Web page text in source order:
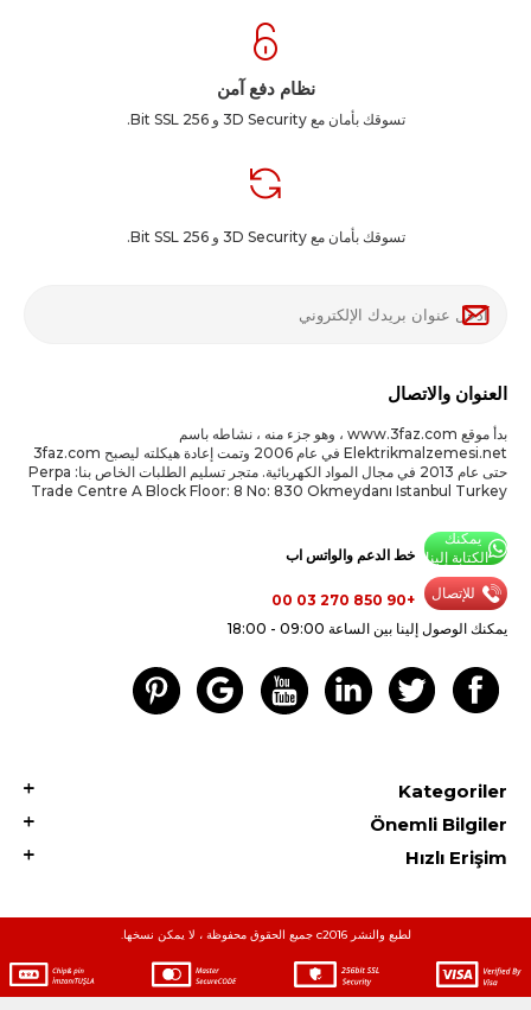
نظام دفع آمن
تسوقك بأمان مع 3D Security و 256 Bit SSL.
تسوقك بأمان مع 3D Security و 256 Bit SSL.
العنوان والاتصال
بدأ موقع www.3faz.com ، وهو جزء منه ، نشاطه باسم
Elektrikmalzemesi.net في عام 2006 وتمت إعادة هيكلته ليصبح 3faz.com
حتى عام 2013 في مجال المواد الكهربائية. متجر تسليم الطلبات الخاص بنا: Perpa
Trade Centre A Block Floor: 8 No: 830 Okmeydanı Istanbul Turkey
يمكنك
الكتابة إلينا خط الدعم والواتس اب
للإتصال
+90 850 270 03 00
يمكنك الوصول إلينا بين الساعة 09:00 - 18:00
Kategoriler
Önemli Bilgiler
Hızlı Erişim
لطبع والنشر c2016 جميع الحقوق محفوظة ، لا يمكن نسخها.